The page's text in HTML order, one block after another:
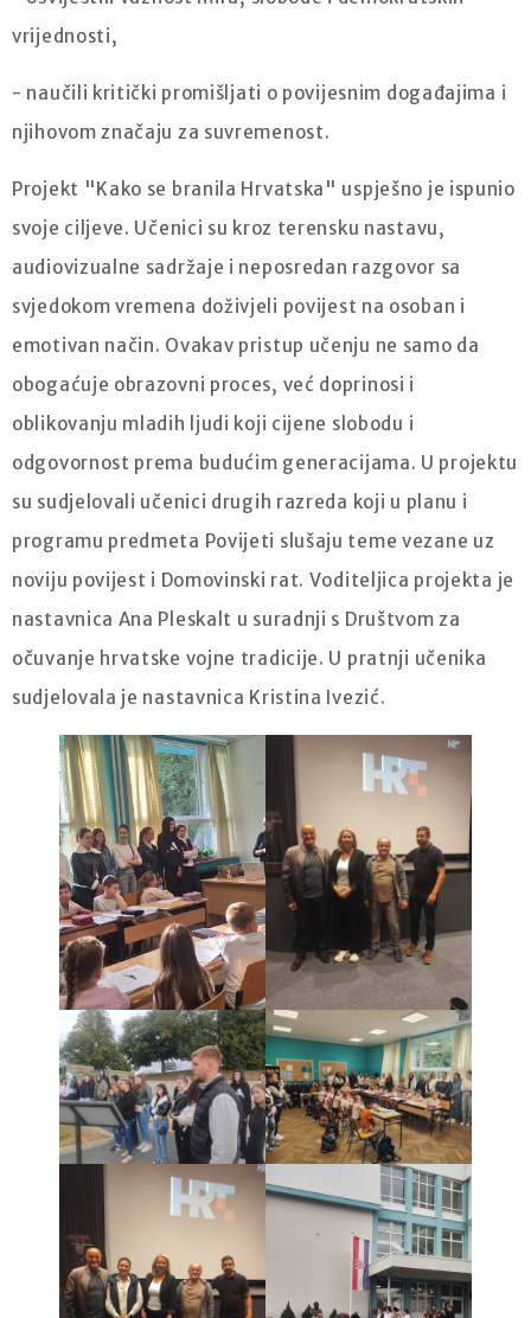
vrijednosti,
- naučili kritički promišljati o povijesnim događajima i
njihovom značaju za suvremenost.
Projekt "Kako se branila Hrvatska" uspješno je ispunio
svoje ciljeve. Učenici su kroz terensku nastavu,
audiovizualne sadržaje i neposredan razgovor sa
svjedokom vremena doživjeli povijest na osoban i
emotivan način. Ovakav pristup učenju ne samo da
obogaćuje obrazovni proces, već doprinosi i
oblikovanju mladih ljudi koji cijene slobodu i
odgovornost prema budućim generacijama. U projektu
su sudjelovali učenici drugih razreda koji u planu i
programu predmeta Povijeti slušaju teme vezane uz
noviju povijest i Domovinski rat. Voditeljica projekta je
nastavnica Ana Pleskalt u suradnji s Društvom za
očuvanje hrvatske vojne tradicije. U pratnji učenika
sudjelovala je nastavnica Kristina Ivezić.